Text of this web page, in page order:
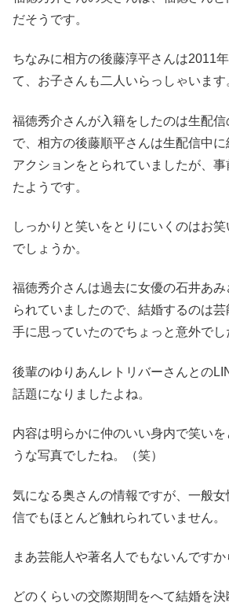
だそうです。
ちなみに相方の後藤淳平さんは2011
て、お子さんも二人いらっしゃいます
福徳秀介さんが入籍をしたのは生配
で、相方の後藤順平さんは生配信中に
アクションをとられていましたが、
たようです。
しっかりと笑いをとりにいくのはお
でしょうか。
福徳秀介さんは過去に女優の石井あ
られていましたので、結婚するのは
手に思っていたのでちょっと意外でし
後輩のゆりあんレトリバーさんとの
話題になりましたよね。
内容は明らかに仲のいい身内で笑い
うな写真でしたね。（笑）
気になる奥さんの情報ですが、一般
信でもほとんど触れられていません。
まあ芸能人や著名人でもないんですか
どのくらいの交際期間をへて結婚を